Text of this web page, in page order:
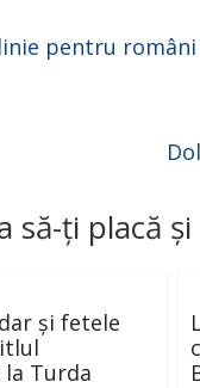
pentru
să-ți placă și
și fetele
Turda